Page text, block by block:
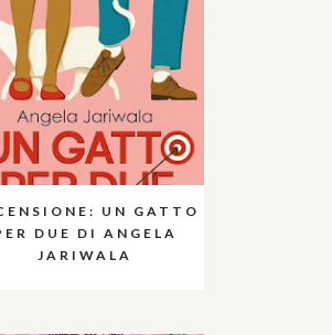
UN GATTO
DUE DI ANGELA
JARIWALA